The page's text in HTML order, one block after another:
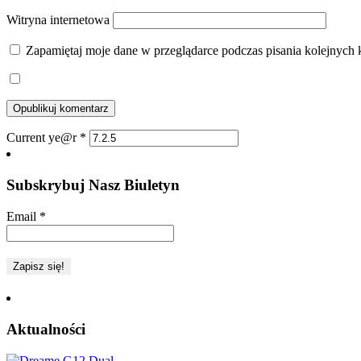
Witryna internetowa
Zapamiętaj moje dane w przeglądarce podczas pisania kolejnych
Current ye@r *
Subskrybuj Nasz Biuletyn
Email *
Aktualności